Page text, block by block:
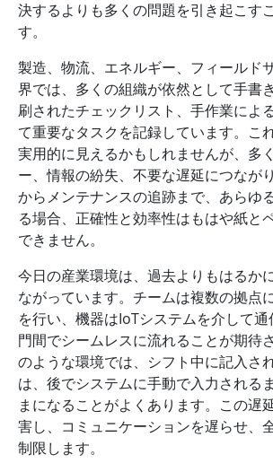
決するよりも多くの問題を引き起こす
す。
製造、物流、エネルギー、フィールド
界では、多くの組織が依然として手書
刷されたチェックリスト、手作業によ
て重要なタスクを記録しています。こ
実用的に見えるかもしれませんが、多
ー、情報の紛失、不要な遅延につなが
からメンテナンスの追跡まで、あらゆ
る場合、正確性と効率性はもはや紙と
できません。
今日の産業環境は、過去よりもはるか
ながっています。チームは複数の拠点
を行い、機器はIoTシステムを介して
門間でシームレスに流れることが期待
のような環境では、シフト中に記入さ
は、後でシステムに手動で入力される
まになることがよくあります。この遅
害し、コミュニケーションを遅らせ、
制限します。